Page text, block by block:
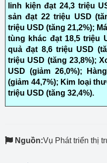
linh kiện đạt 24,3 triệu
sản đạt 22 triệu USD
triệu USD (tăng 21,2%);
tùng khác đạt 18,5 triệu
quả đạt 8,6 triệu USD
triệu USD (tăng 23,8%);
USD (giảm 26,0%);
(giảm 44,7%); Kim loại
triệu USD (tăng 32,4%).
Nguồn:Vụ Phát triển thị